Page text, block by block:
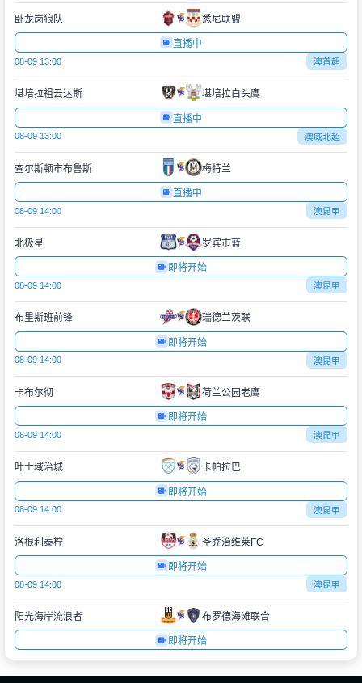
卧龙岗狼队 悉尼联盟
直播中
08-09 13:00 澳首超
堪培拉祖云达斯 堪培拉白头鹰
直播中
08-09 13:00 澳威北超
查尔斯顿市布鲁斯 梅特兰
直播中
08-09 14:00 澳昆甲
北极星 罗宾市蓝
即将开始
08-09 14:00 澳昆甲
布里斯班前锋 瑞德兰茨联
即将开始
08-09 14:00 澳昆甲
卡布尔彻 荷兰公园老鹰
即将开始
08-09 14:00 澳昆甲
叶士域治城 卡帕拉巴
即将开始
08-09 14:00 澳昆甲
洛根利泰柠 圣乔治维莱FC
即将开始
08-09 14:00 澳昆甲
阳光海岸流浪者 布罗德海滩联合
即将开始